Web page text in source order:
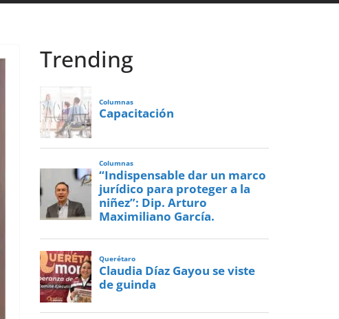
Trending